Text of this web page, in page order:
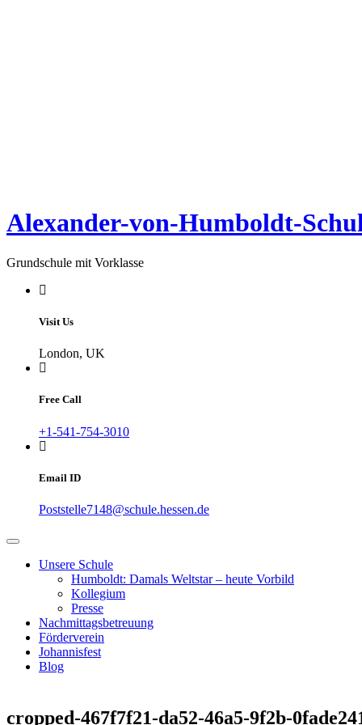
Alexander-von-Humboldt-
Grundschule mit Vorklasse
Visit Us
London, UK
Free Call
+1-541-754-3010
Email ID
Poststelle7148@schule.hessen.de
Unsere Schule
Humboldt: Damals Weltstar – heute Vorbild
Kollegium
Presse
Nachmittagsbetreuung
Förderverein
Johannisfest
Blog
cropped-467f7f21-da52-46a5-9f2b-